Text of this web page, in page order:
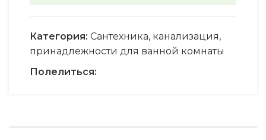
Категория: Сантехника, канализация,
принадлежности для ванной комнаты
Полелиться: